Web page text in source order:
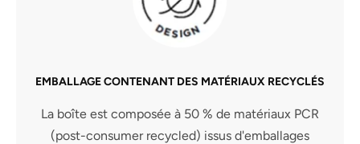
EMBALLAGE CONTENANT DES MATÉRIAUX RECYCLÉS
La boîte est composée à 50 % de matériaux PCR
(post-consumer recycled) issus d'emballages